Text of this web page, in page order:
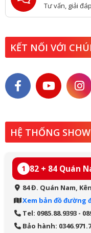
Tư vấn, giải
KẾT NỐI VỚI
HỆ THỐNG
1 82 + 84 Quán
84 Đ. Quán Nam,
Xem bản đồ đường
Tel: 0985.88.9393 -
Bảo hành: